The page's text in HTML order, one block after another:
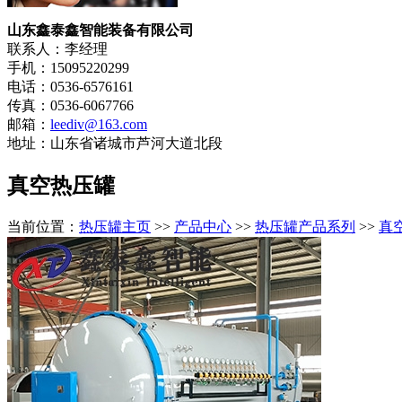
山东鑫泰鑫智能装备有限公司
联系人：李经理
手机：15095220299
电话：0536-6576161
传真：0536-6067766
邮箱： leediv@163.com
地址：山东省诸城市芦河大道北段
真空热压罐
当前位置： 热压罐主页 >> 产品中心 >> 热压罐产品系列 >> 真